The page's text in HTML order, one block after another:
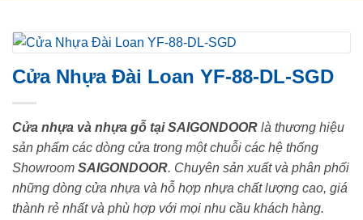
Cửa Nhựa Đài Loan YF-88-DL-SGD
Cửa nhựa và nhựa gỗ tại SAIGONDOOR là thương hiệu
sản phẩm các dòng cửa trong một chuỗi các hệ thống
Showroom SAIGONDOOR. Chuyên sản xuất và phân phối
những dòng cửa nhựa và hỗ hợp nhựa chất lượng cao, giá
thành rẻ nhất và phù hợp với mọi nhu cầu khách hàng.